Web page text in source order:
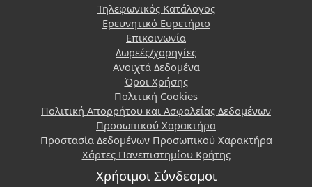
Τηλεφωνικός Κατάλογος
Ερευνητικό Ευρετήριο
Επικοινωνία
Δωρεές/χορηγίες
Ανοιχτά Δεδομένα
Όροι Χρήσης
Πολιτική Cookies
Πολιτική Απορρήτου και Ασφαλείας Δεδομένων
Προσωπικού Χαρακτήρα
Προστασία Δεδομένων Προσωπικού Χαρακτήρα
Χάρτες Πανεπιστημίου Κρήτης
Χρήσιμοι Σύνδεσμοι